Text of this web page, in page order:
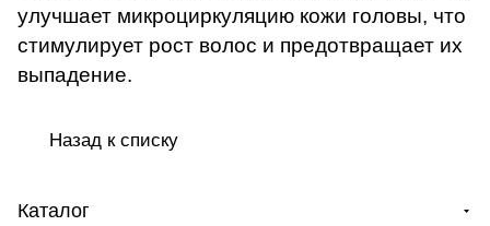
улучшает микроциркуляцию кожи головы, что
стимулирует рост волос и предотвращает их
выпадение.
Назад к списку
Каталог